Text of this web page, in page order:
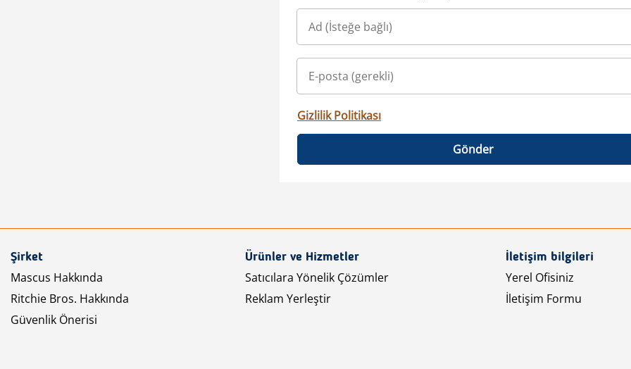
Gizlilik Politikası
Gönder
Şirket
Mascus Hakkında
Ritchie Bros. Hakkında
Güvenlik Önerisi
Ürünler ve Hizmetler
Satıcılara Yönelik Çözümler
Reklam Yerleştir
İletişim bilgileri
Yerel Ofisiniz
İletişim Formu